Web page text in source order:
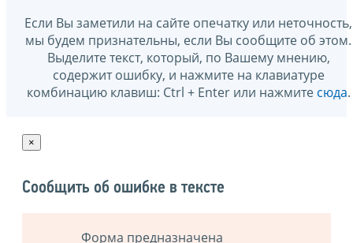
Если Вы заметили на сайте опечатку или неточность,
мы будем признательны, если Вы сообщите об этом.
Выделите текст, который, по Вашему мнению,
содержит ошибку, и нажмите на клавиатуре
комбинацию клавиш: Ctrl + Enter или нажмите сюда.
×
Сообщить об ошибке в тексте
Форма предназначена